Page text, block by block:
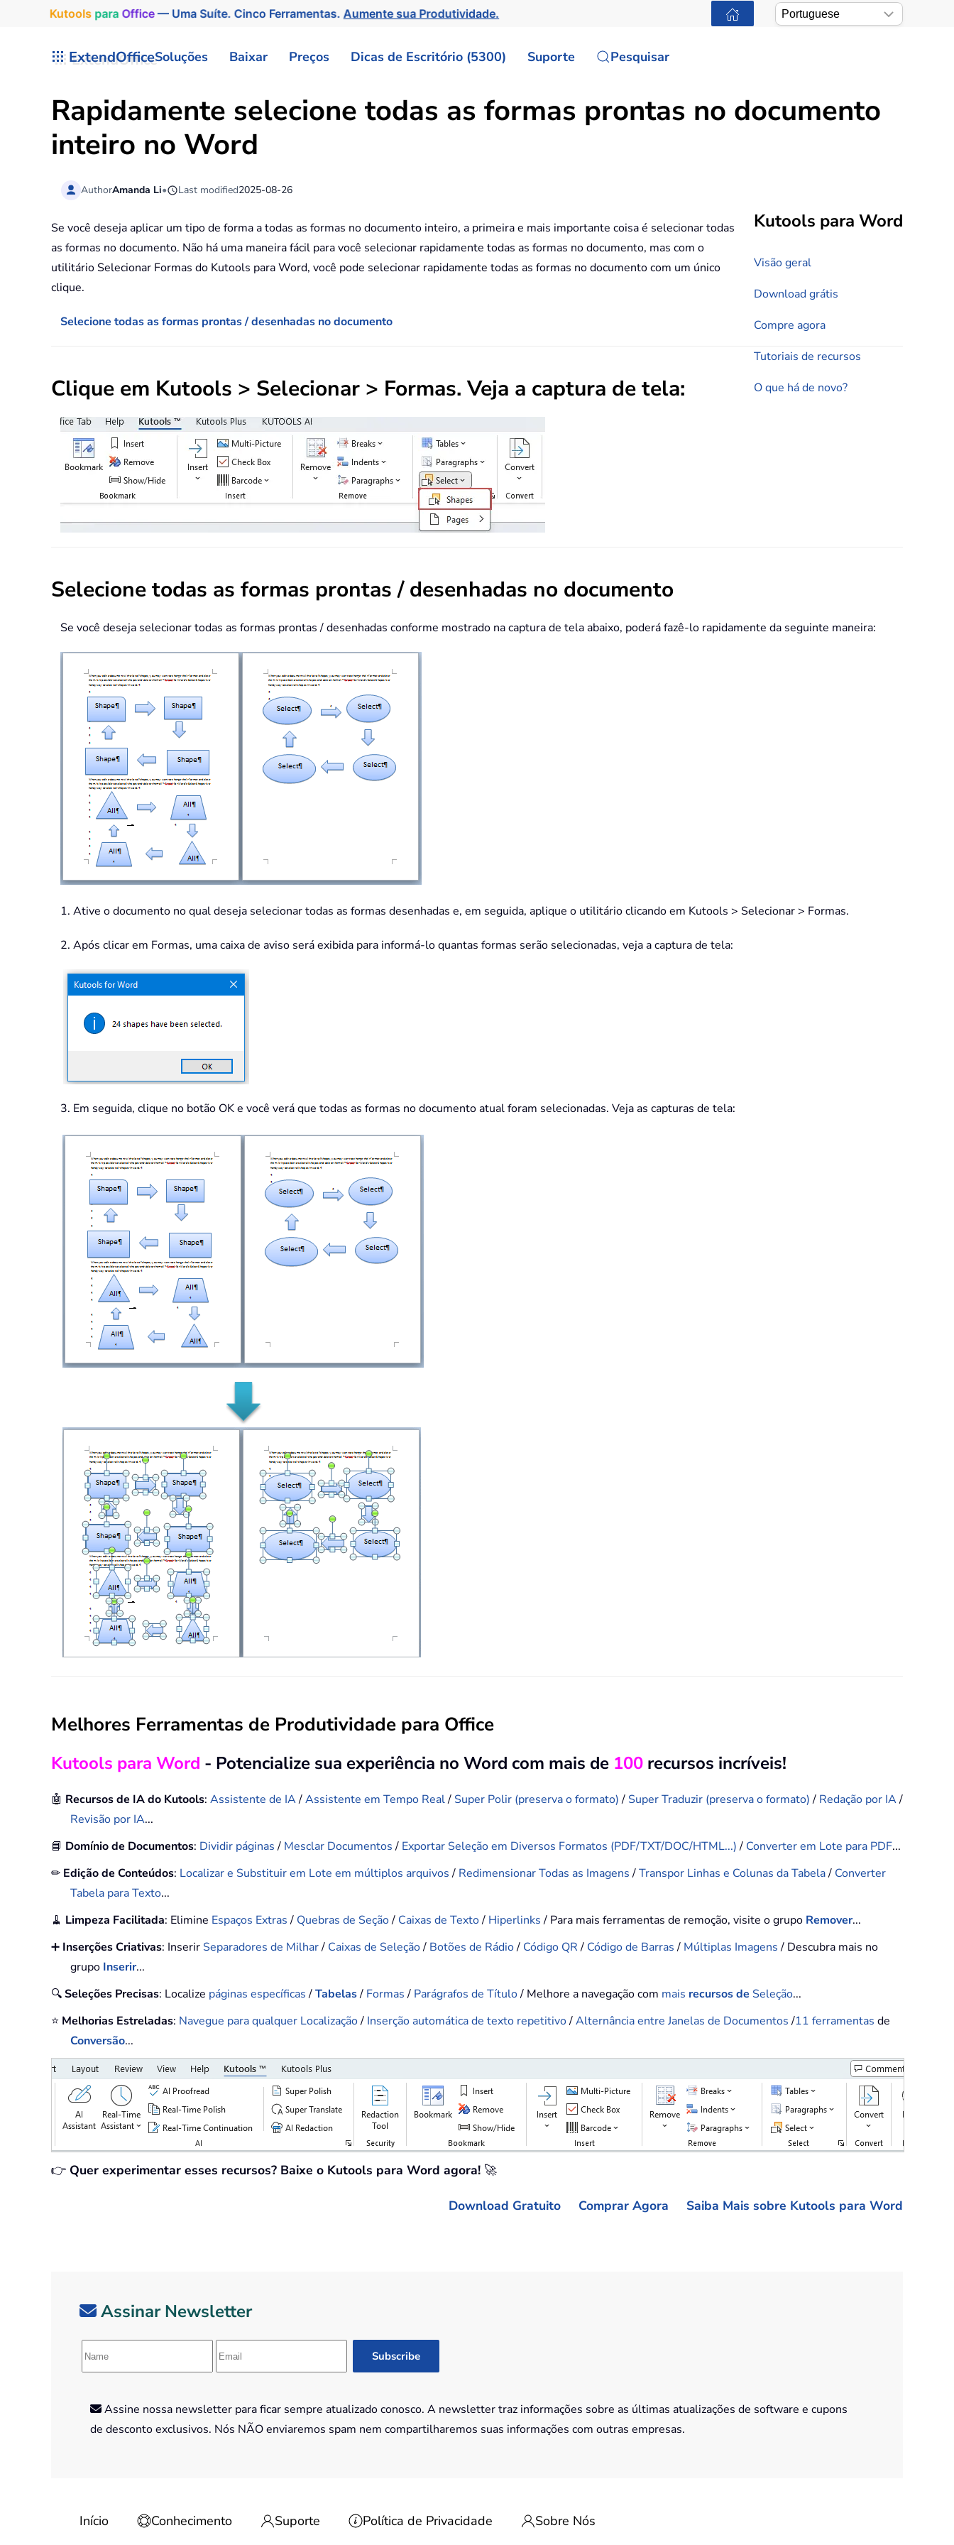
KutoolsparaOffice— Uma Suíte. Cinco Ferramentas.Aumente sua Produtividade.
ExtendOfficeSoluções Baixar Preços Dicas de Escritório (5300) Suporte Pesquisar
Rapidamente selecione todas as formas prontas no documento
inteiro no Word
AuthorAmanda Li• Last modified2025-08-26
Kutools para Word
Visão geral
Download grátis
Compre agora
Tutoriais de recursos
O que há de novo?
Se você deseja aplicar um tipo de forma a todas as formas no documento inteiro, a primeira e mais importante coisa é selecionar todas
as formas no documento. Não há uma maneira fácil para você selecionar rapidamente todas as formas no documento, mas com o
utilitário Selecionar Formas do Kutools para Word, você pode selecionar rapidamente todas as formas no documento com um único
clique.
Selecione todas as formas prontas / desenhadas no documento
Clique em Kutools > Selecionar > Formas. Veja a captura de tela:
Selecione todas as formas prontas / desenhadas no documento
Se você deseja selecionar todas as formas prontas / desenhadas conforme mostrado na captura de tela abaixo, poderá fazê-lo rapidamente da seguinte maneira:
1. Ative o documento no qual deseja selecionar todas as formas desenhadas e, em seguida, aplique o utilitário clicando em Kutools > Selecionar > Formas.
2. Após clicar em Formas, uma caixa de aviso será exibida para informá-lo quantas formas serão selecionadas, veja a captura de tela:
3. Em seguida, clique no botão OK e você verá que todas as formas no documento atual foram selecionadas. Veja as capturas de tela:
Melhores Ferramentas de Produtividade para Office
Kutools para Word - Potencialize sua experiência no Word com mais de 100 recursos incríveis!
🤖 Recursos de IA do Kutools: Assistente de IA/Assistente em Tempo Real/ Super Polir (preserva o formato)/ Super Traduzir (preserva o formato)/ Redação por IA/
Revisão por IA...
📘 Domínio de Documentos: Dividir páginas/ Mesclar Documentos/ Exportar Seleção em Diversos Formatos (PDF/TXT/DOC/HTML...)/ Converter em Lote para PDF...
✏ Edição de Conteúdos: Localizar e Substituir em Lote em múltiplos arquivos/ Redimensionar Todas as Imagens/Transpor Linhas e Colunas da Tabela/ Converter
Tabela para Texto...
🧹 Limpeza Facilitada: Elimine Espaços Extras/ Quebras de Seção/ Caixas de Texto/ Hiperlinks/ Para mais ferramentas de remoção, visite o grupo Remover...
➕ Inserções Criativas: Inserir Separadores de Milhar/ Caixas de Seleção/ Botões de Rádio/ Código QR/ Código de Barras/ Múltiplas Imagens/ Descubra mais no
grupo Inserir...
🔍Seleções Precisas: Localize páginas específicas/Tabelas/ Formas/ Parágrafos de Título/ Melhore a navegação com mais recursos de Seleção...
⭐ Melhorias Estreladas: Navegue para qualquer Localização/ Inserção automática de texto repetitivo/Alternância entre Janelas de Documentos/11 ferramentas de
Conversão...
👉 Quer experimentar esses recursos? Baixe o Kutools para Word agora! 🚀
Download Gratuito Comprar Agora Saiba Mais sobre Kutools para Word
Assinar Newsletter
Assine nossa newsletter para ficar sempre atualizado conosco. A newsletter traz informações sobre as últimas atualizações de software e cupons
de desconto exclusivos. Nós NÃO enviaremos spam nem compartilharemos suas informações com outras empresas.
Início Conhecimento Suporte Política de Privacidade Sobre Nós